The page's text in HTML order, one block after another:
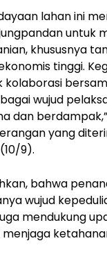
lahan ini
untuk
khususnya
tinggi.
wujud
dan
yang
9).
bahwa
wujud
mendukung